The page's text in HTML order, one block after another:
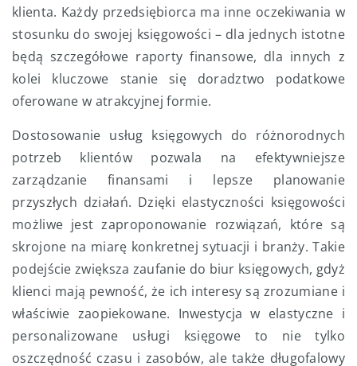
klienta. Każdy przedsiębiorca ma inne oczekiwania w
stosunku do swojej księgowości – dla jednych istotne
będą szczegółowe raporty finansowe, dla innych z
kolei kluczowe stanie się doradztwo podatkowe
oferowane w atrakcyjnej formie.
Dostosowanie usług księgowych do różnorodnych
potrzeb klientów pozwala na efektywniejsze
zarządzanie finansami i lepsze planowanie
przyszłych działań. Dzięki elastyczności księgowości
możliwe jest zaproponowanie rozwiązań, które są
skrojone na miarę konkretnej sytuacji i branży. Takie
podejście zwiększa zaufanie do biur księgowych, gdyż
klienci mają pewność, że ich interesy są zrozumiane i
właściwie zaopiekowane. Inwestycja w elastyczne i
personalizowane usługi księgowe to nie tylko
oszczędność czasu i zasobów, ale także długofalowy